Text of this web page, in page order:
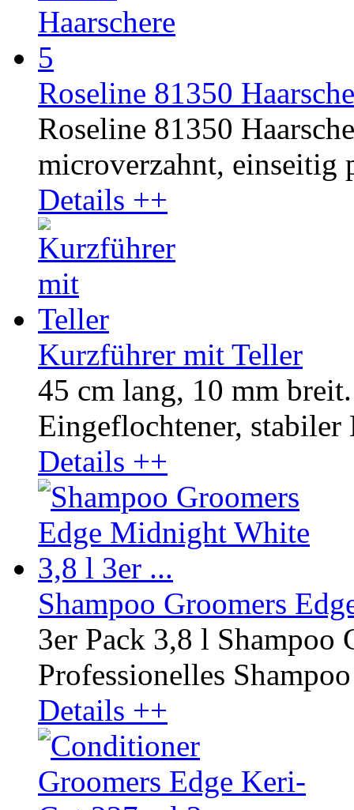
Roseline 81350
Roseline 81350
microverzahnt, einseitig
Details ++
Kurzführer mit Teller
45 cm lang, 10 mm
Eingeflochtener, stabiler
Details ++
Shampoo Groomers
3er Pack 3,8 l
Professionelles
Details ++